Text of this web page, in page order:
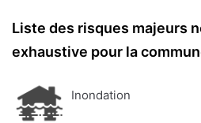
Liste des risques majeurs
exhaustive pour la
Inondation